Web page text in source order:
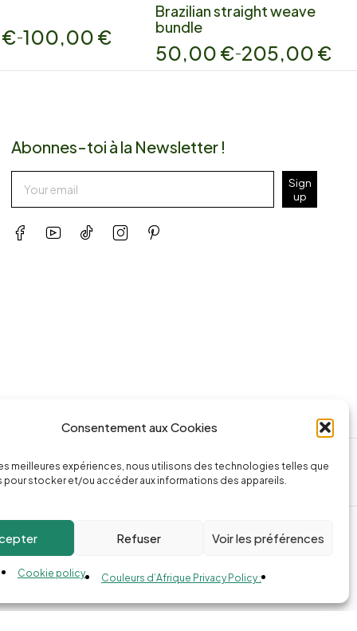
Consentement aux Cookies
meilleures expériences, nous utilisons des technologies telles que
stocker et/ou accéder aux informations des appareils.
Refuser Voir les préférences
Cookie policy Couleurs d’Afrique Privacy Policy :
€–100,00 €
Brazilian straight weave
bundle
50,00 €–205,00 €
Abonnes-toi à la Newsletter !
Sign
up
Appeler la boutique
(+262) 0262 43 50 38